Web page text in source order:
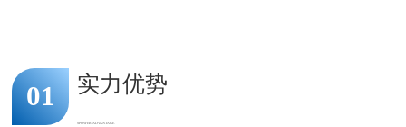
01 实力优势
SPOWER ADVANTAGE